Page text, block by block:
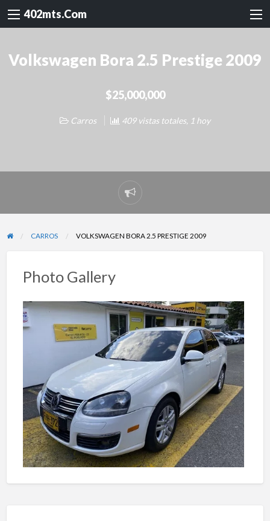
402mts.Com
Volkswagen Bora 2.5 Prestige 2009
$25,000,000
Carros 409 vistas totales, 1 hoy
Reportar
problema
CARROS VOLKSWAGEN BORA 2.5 PRESTIGE 2009
Photo Gallery